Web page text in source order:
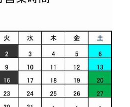
教習生ページ